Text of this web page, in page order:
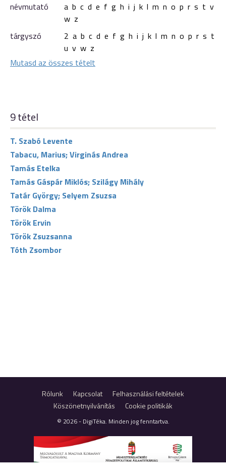
névmutató
a b c d e f g h i j k l m n o p r s t v
w z
tárgyszó
2 a b c d e f g h i j k l m n o p r s t
u v w z
Mutasd az összes tételt
9 tétel
T. Szabó Levente
Tabacu, Marius; Virginás Andrea
Tamás Etelka
Tamás Gáspár Miklós; Szilágy Mihály
Tatár György; Selyem Zsuzsa
Török Dalma
Török Ervin
Török Zsuzsanna
Tóth Zsombor
Rólunk Kapcsolat
Felhasználási feltételek
Köszönetnyilvánítás
Cookie politikák
© 2026 - DigiTéka. Minden jog fenntartva.